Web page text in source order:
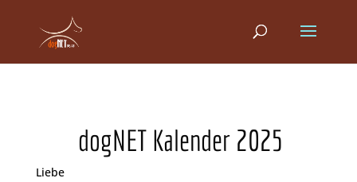
dogNET Kalender 2025
Liebe